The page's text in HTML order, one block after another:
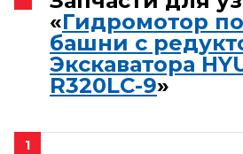
«Гидромотор
башни с
Экскаватора
R320LC-9»
1